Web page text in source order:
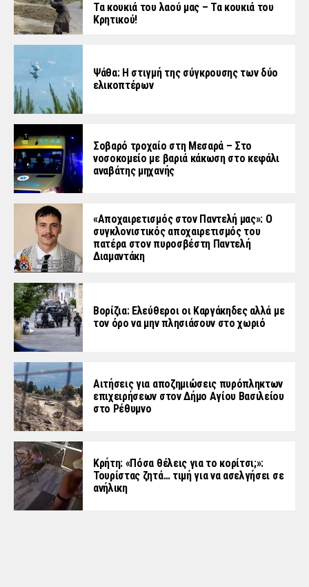
Τα κουκιά του λαού μας – Τα κουκιά του
Κρητικού!
Ψάθα: Η στιγμή της σύγκρουσης των δύο
ελικοπτέρων
Σοβαρό τροχαίο στη Μεσαρά – Στο
νοσοκομείο με βαριά κάκωση στο κεφάλι
αναβάτης μηχανής
«Aποχαιρετισμός στον Παντελή μας»: Ο
συγκλονιστικός αποχαιρετισμός του
πατέρα στον πυροσβέστη Παντελή
Διαμαντάκη
Βορίζια: Ελεύθεροι οι Καργάκηδες αλλά με
τον όρο να μην πλησιάσουν στο χωριό
Αιτήσεις για αποζημιώσεις πυρόπληκτων
επιχειρήσεων στον Δήμο Αγίου Βασιλείου
στο Ρέθυμνο
Κρήτη: «Πόσα θέλεις για το κορίτσι;»:
Τουρίστας ζητά… τιμή για να ασελγήσει σε
ανήλικη